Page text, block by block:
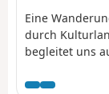
Eine
durch
begleitet uns
Einige schöne